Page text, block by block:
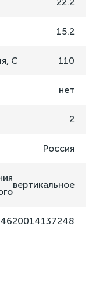
15.2
C 110
нет
2
Россия
вертикальное
4620014137248